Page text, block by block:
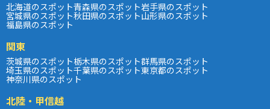
北海道のスポット青森県のスポット岩手県のスポット
宮城県のスポット秋田県のスポット山形県のスポット
福島県のスポット
関東
茨城県のスポット栃木県のスポット群馬県のスポット
埼玉県のスポット千葉県のスポット東京都のスポット
神奈川県のスポット
北陸・甲信越